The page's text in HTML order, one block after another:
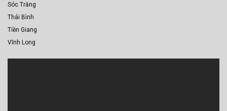
Sóc Trăng
Thái Bình
Tiền Giang
Vĩnh Long